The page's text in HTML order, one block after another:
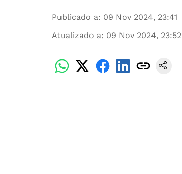
Publicado a: 09 Nov 2024, 23:41
Atualizado a: 09 Nov 2024, 23:52